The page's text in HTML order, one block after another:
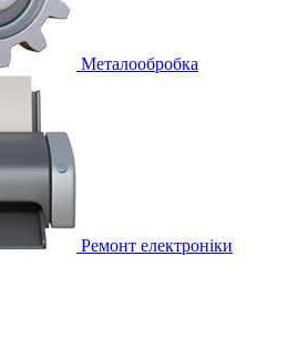
Металообробка
Ремонт електроніки